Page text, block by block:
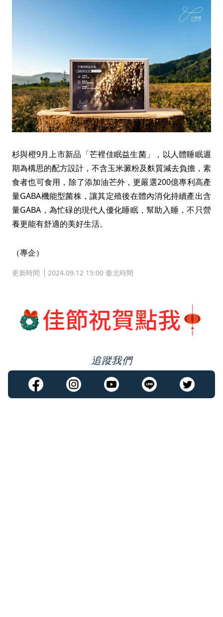
杉與橙9月上市新品「芒裡佳眠益生菌」，以人體睡眠週
期為構思的配方設計，不含玉米澱粉及麩質減去負擔，素
食者也可食用，除了添加油芒外，更嚴選200億專利高產
量GABA機能型菌株，讓其定殖後在體內消化持續產出含
量GABA，為忙碌的現代人優化睡眠，幫助入睡，不只營
養更能有舒適的美好生活。
（專企）
更新時間 2024.09.12 15:00 臺北時間
追蹤我們